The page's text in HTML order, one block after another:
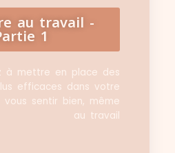
au travail -
1
à mettre en place des
efficaces dans votre
vous sentir bien, même
au travail